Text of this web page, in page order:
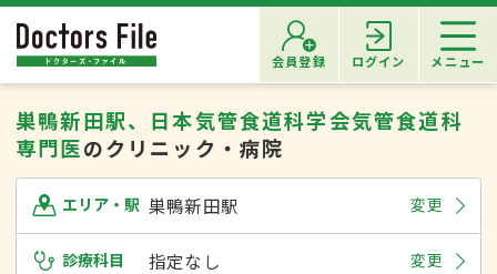
会員登録 ログイン メニュー
巣鴨新田駅、日本気管食道科学会気管食道科
専門医のクリニック・病院
エリア・駅 巣鴨新田駅 変更
診療科目 指定なし 変更